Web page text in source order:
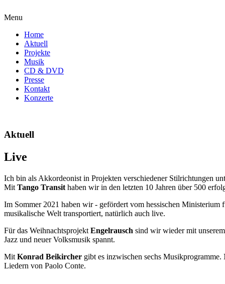
Menu
Home
Aktuell
Projekte
Musik
CD & DVD
Presse
Kontakt
Konzerte
Aktuell
Live
Ich bin als Akkordeonist in Projekten verschiedener Stilrichtungen
Mit Tango Transit haben wir in den letzten 10 Jahren über 500
Im Sommer 2021 haben wir - gefördert vom hessischen
musikalische Welt transportiert, natürlich auch live.
Für das Weihnachtsprojekt Engelrausch sind wir wieder mit
Jazz und neuer Volksmusik spannt.
Mit Konrad Beikircher gibt es inzwischen sechs
Liedern von Paolo Conte.